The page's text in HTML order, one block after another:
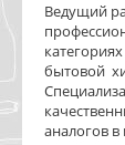
Ведущий
бытовой
аналогов